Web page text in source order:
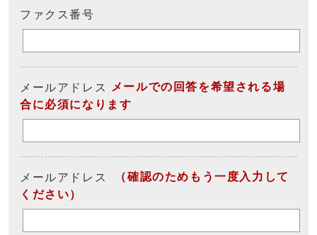
ファクス番号
メールアドレス
メールでの回答を希望される場
合に必須になります
メールアドレス
（確認のためもう一度入力して
ください）